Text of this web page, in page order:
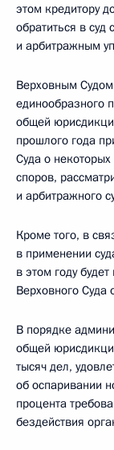
этом кредитору
обратиться в
и арбитражным
Верховным
единообразного
общей
прошлого года
Суда о некоторых
споров,
и арбитражного
Кроме того, в
в применении
в этом году
Верховного Суда
В порядке
общей
тысяч дел,
об оспаривании
процента
бездействия